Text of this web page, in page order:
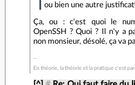
ou bien une autre
Ça, ou : c'est quoi le
OpenSSH ? Quoi ? Il n'y a
non monsieur, désolé, ça va
En théorie, la théorie et la pratique c'est